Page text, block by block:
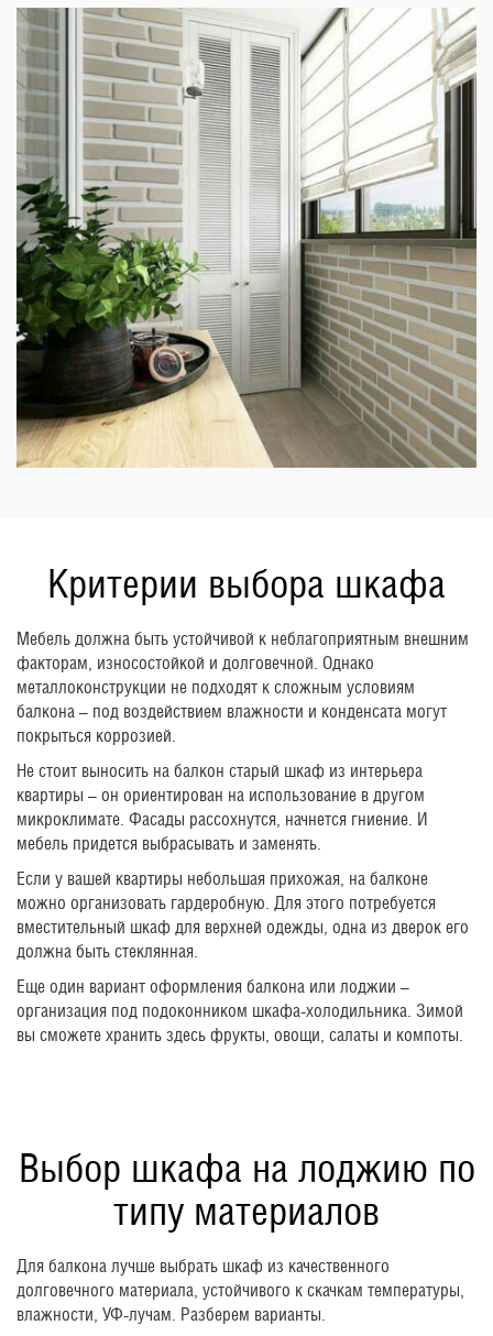
Критерии выбора шкафа
Мебель должна быть устойчивой к неблагоприятным внешним
факторам, износостойкой и долговечной. Однако
металлоконструкции не подходят к сложным условиям
балкона – под воздействием влажности и конденсата могут
покрыться коррозией.
Не стоит выносить на балкон старый шкаф из интерьера
квартиры – он ориентирован на использование в другом
микроклимате. Фасады рассохнутся, начнется гниение. И
мебель придется выбрасывать и заменять.
Если у вашей квартиры небольшая прихожая, на балконе
можно организовать гардеробную. Для этого потребуется
вместительный шкаф для верхней одежды, одна из дверок его
должна быть стеклянная.
Еще один вариант оформления балкона или лоджии –
организация под подоконником шкафа-холодильника. Зимой
вы сможете хранить здесь фрукты, овощи, салаты и компоты.
Выбор шкафа на лоджию по
типу материалов
Для балкона лучше выбрать шкаф из качественного
долговечного материала, устойчивого к скачкам температуры,
влажности, УФ-лучам. Разберем варианты.